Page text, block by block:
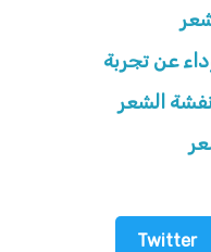
عن تجربة
الشعر
Twitter